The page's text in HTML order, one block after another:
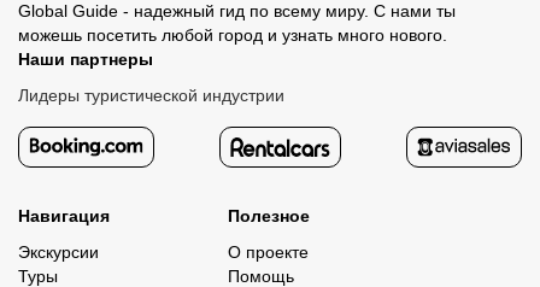
Global Guide - надежный гид по всему миру. С нами ты
можешь посетить любой город и узнать много нового.
Наши партнеры
Лидеры туристической индустрии
Навигация
Экскурсии
Туры
Полезное
О проекте
Помощь